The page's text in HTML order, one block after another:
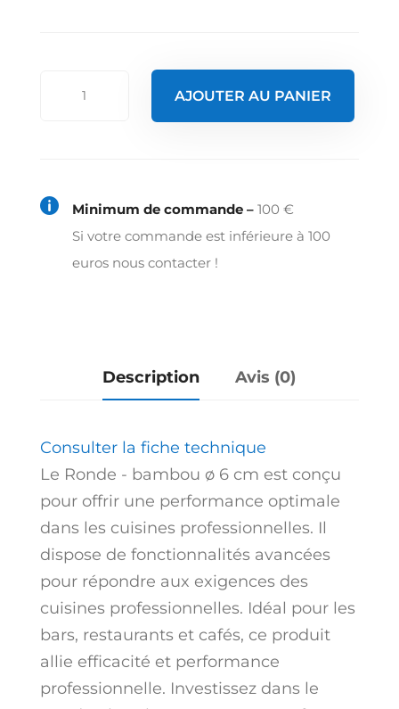
ø
AJOUTER AU PANIER
 Minimum de commande – 100 €
Si votre commande est inférieure à 100
euros nous contacter !
Description Avis (0)
Consulter la fiche technique
Le Ronde - bambou ø 6 cm est conçu
pour offrir une performance optimale
dans les cuisines professionnelles. Il
dispose de fonctionnalités avancées
pour répondre aux exigences des
cuisines professionnelles. Idéal pour les
bars, restaurants et cafés, ce produit
allie efficacité et performance
professionnelle. Investissez dans le